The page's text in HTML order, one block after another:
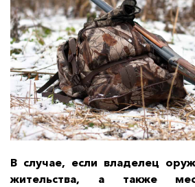
В случае, если владелец
жительства, а также